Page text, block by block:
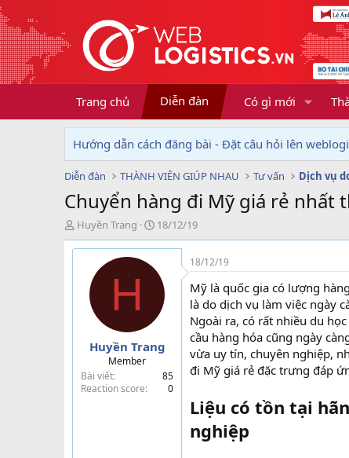
Trang chủ Diễn đàn Có gì mới
Hướng dẫn cách đăng bài - Đặt câu hỏi lên
Diễn đàn THÀNH VIÊN GIÚP NHAU Tư vấn
Chuyển hàng đi Mỹ giá rẻ nhất
T
h
r
Huyền Trang
N
g
à
g
18/12/19
H
Huyền Trang
Member
Bài viết
85
Reaction score
0
18/12/19
Mỹ là quốc gia có lượng
là do dịch vụ làm việc ngày
Ngoài ra, có rất nhiều du
cầu hàng hóa cũng ngày
vừa uy tín, chuyên nghiệp,
đi Mỹ giá rẻ đặc trưng đáp
Liệu có tồn tại
nghiệp